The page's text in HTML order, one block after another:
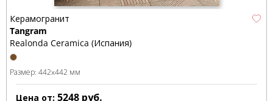
Керамогранит
Tangram
Realonda Ceramica (Испания)
Размер: 442x442 мм
Цена от: 5248 руб.